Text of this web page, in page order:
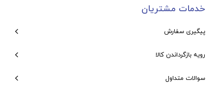
خدمات مشتریان
پیگیری سفارش
رویه بازگرداندن کالا
سوالات متداول